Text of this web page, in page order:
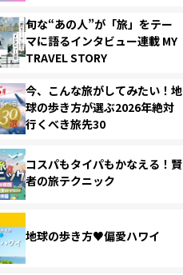
旬な“あの人”が「旅」をテー
マに語るインタビュー連載 MY
TRAVEL STORY
今、こんな旅がしてみたい！地
球の歩き方が選ぶ2026年絶対
行くべき旅先30
コスパもタイパもかなえる！賢
者の旅テクニック
地球の歩き方♥偏愛ハワイ